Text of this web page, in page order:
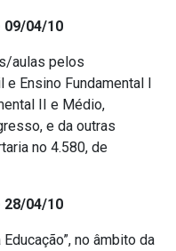
09/04/10
aulas pelos
Ensino Fundamental I
II e Médio,
e da outras
no 4.580, de
28/04/10
no âmbito da